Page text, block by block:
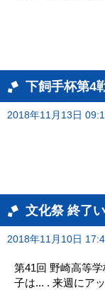
下飼手杯第4
2018年11月13日
文化祭 終了
2018年11月10日
第41回 野崎高等
子は... . 来週にア